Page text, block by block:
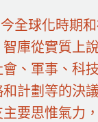
全球化時期
庫從實質上
、軍事、科
計劃等的決
要思惟氣力